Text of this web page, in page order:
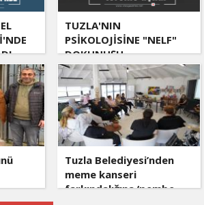
TUZLA'NIN
PSİKOLOJİSİNE "NELF"
DOKUNUŞU
Tuzla Belediyesi’nden
meme kanseri
farkındalığına ‘pembe